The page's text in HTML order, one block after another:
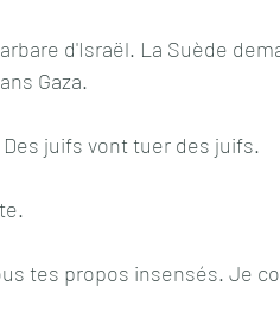
d'Israël. La Suède
Gaza.
juifs vont tuer des juifs.
tes propos insensés. Je